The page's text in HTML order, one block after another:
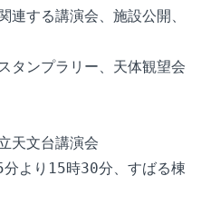
する講演会、施設公開、
プラリー、天体観望会
天文台講演会
り15時30分、すばる棟